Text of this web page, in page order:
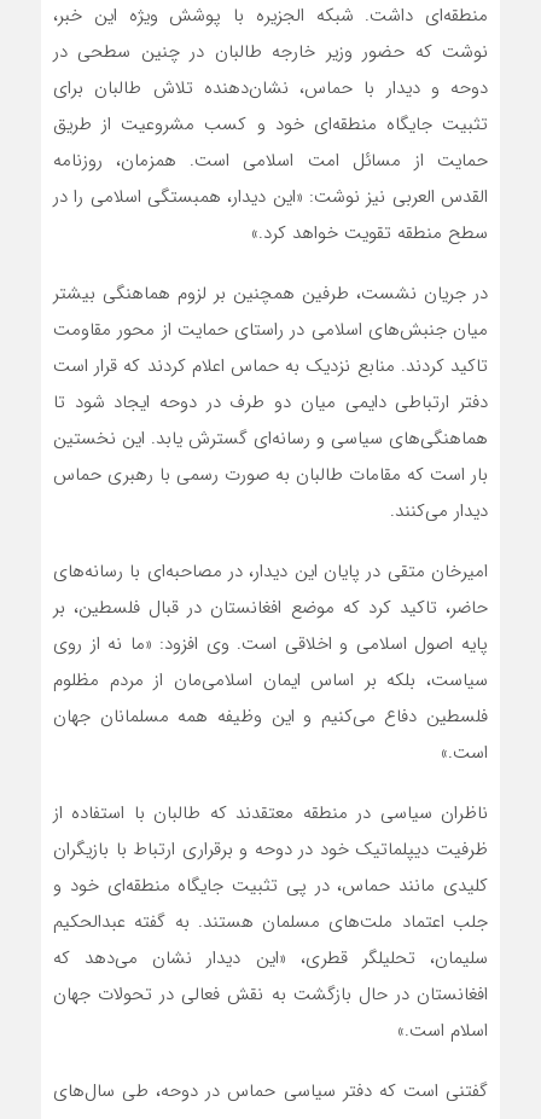
منطقه‌ای داشت. شبکه الجزیره با پوشش ویژه این خبر،
نوشت که حضور وزیر خارجه طالبان در چنین سطحی در
دوحه و دیدار با حماس، نشان‌دهنده تلاش طالبان برای
تثبیت جایگاه منطقه‌ای خود و کسب مشروعیت از طریق
حمایت از مسائل امت اسلامی است. همزمان، روزنامه
القدس العربی نیز نوشت: «این دیدار، همبستگی اسلامی را در
سطح منطقه تقویت خواهد کرد.»
در جریان نشست، طرفین همچنین بر لزوم هماهنگی بیشتر
میان جنبش‌های اسلامی در راستای حمایت از محور مقاومت
تاکید کردند. منابع نزدیک به حماس اعلام کردند که قرار است
دفتر ارتباطی دایمی میان دو طرف در دوحه ایجاد شود تا
هماهنگی‌های سیاسی و رسانه‌ای گسترش یابد. این نخستین
بار است که مقامات طالبان به صورت رسمی با رهبری حماس
دیدار می‌کنند.
امیرخان متقی در پایان این دیدار، در مصاحبه‌ای با رسانه‌های
حاضر، تاکید کرد که موضع افغانستان در قبال فلسطین، بر
پایه اصول اسلامی و اخلاقی است. وی افزود: «ما نه از روی
سیاست، بلکه بر اساس ایمان اسلامی‌مان از مردم مظلوم
فلسطین دفاع می‌کنیم و این وظیفه همه مسلمانان جهان
است.»
ناظران سیاسی در منطقه معتقدند که طالبان با استفاده از
ظرفیت دیپلماتیک خود در دوحه و برقراری ارتباط با بازیگران
کلیدی مانند حماس، در پی تثبیت جایگاه منطقه‌ای خود و
جلب اعتماد ملت‌های مسلمان هستند. به گفته عبدالحکیم
سلیمان، تحلیلگر قطری، «این دیدار نشان می‌دهد که
افغانستان در حال بازگشت به نقش فعالی در تحولات جهان
اسلام است.»
گفتنی است که دفتر سیاسی حماس در دوحه، طی سال‌های